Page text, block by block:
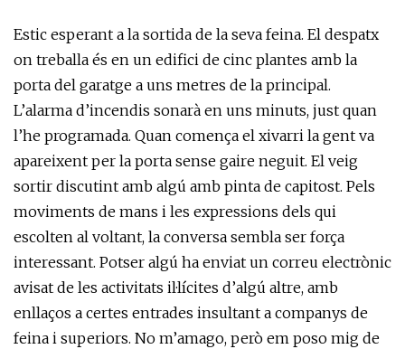
Estic esperant a la sortida de la seva feina. El despatx
on treballa és en un edifici de cinc plantes amb la
porta del garatge a uns metres de la principal.
L’alarma d’incendis sonarà en uns minuts, just quan
l’he programada. Quan comença el xivarri la gent va
apareixent per la porta sense gaire neguit. El veig
sortir discutint amb algú amb pinta de capitost. Pels
moviments de mans i les expressions dels qui
escolten al voltant, la conversa sembla ser força
interessant. Potser algú ha enviat un correu electrònic
avisat de les activitats il·lícites d’algú altre, amb
enllaços a certes entrades insultant a companys de
feina i superiors. No m’amago, però em poso mig de